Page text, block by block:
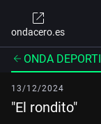
ondacero.es
ONDA
13/12/2024
"El rondito"